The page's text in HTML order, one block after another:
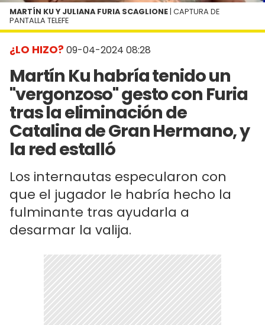
¿LO HIZO? 09-04-2024 08:28
Martín Ku habría tenido un
"vergonzoso" gesto con Furia
tras la eliminación de
Catalina de Gran Hermano, y
la red estalló
Los internautas especularon con
que el jugador le habría hecho la
fulminante tras ayudarla a
desarmar la valija.
MARTÍN KU Y JULIANA FURIA SCAGLIONE | CAPTURA DE
PANTALLA TELEFE